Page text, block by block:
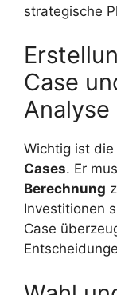
strategische
Case
Analyse
Wichtig ist
Cases. Er
Berechnung
Investitionen
Case